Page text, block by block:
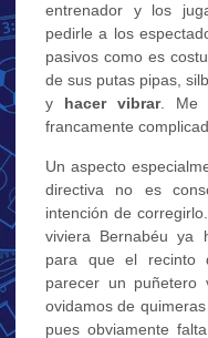
entrenador y los
pedirle a los
pasivos como es
de sus putas pipas,
y hacer vibrar. Me
francamente
Un aspecto
directiva no es
intención de
viviera Bernabéu ya
para que el recinto
parecer un puñetero
ovidamos de
pues obviamente